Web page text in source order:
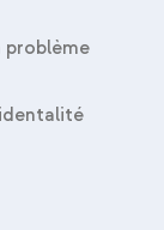
problème